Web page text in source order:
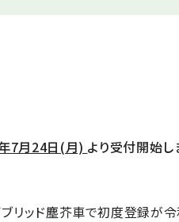
7月24日(月) より受付開始し
リッド塵芥車で初度登録が